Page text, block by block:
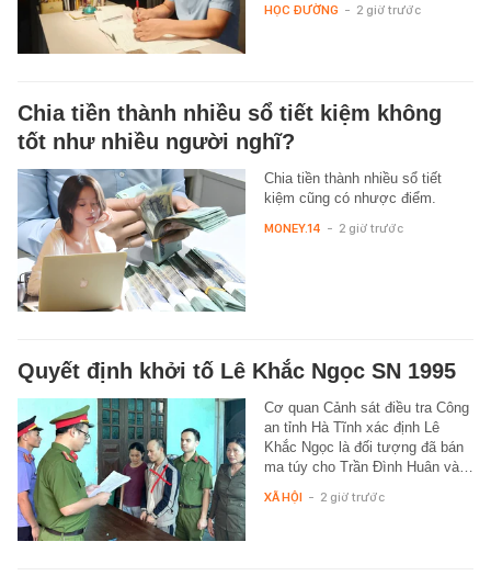
HỌC ĐƯỜNG - 2 giờ trước
Chia tiền thành nhiều sổ tiết kiệm không
tốt như nhiều người nghĩ?
Chia tiền thành nhiều sổ tiết
kiệm cũng có nhược điểm.
MONEY.14 - 2 giờ trước
Quyết định khởi tố Lê Khắc Ngọc SN 1995
Cơ quan Cảnh sát điều tra Công
an tỉnh Hà Tĩnh xác định Lê
Khắc Ngọc là đối tượng đã bán
ma túy cho Trần Đình Huân và…
XÃ HỘI - 2 giờ trước